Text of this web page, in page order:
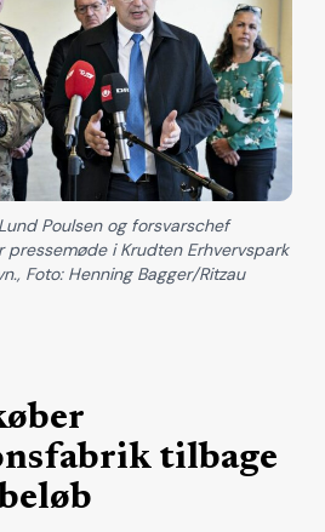
tilbage
Poulsen og forsvarschef
pressemøde i Krudten Erhvervspark
Foto: Henning Bagger/Ritzau